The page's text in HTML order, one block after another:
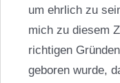
um ehrlich zu
mich zu diesem
richtigen
geboren wurde,